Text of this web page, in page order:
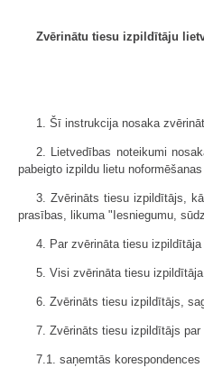
Zvērinātu tiesu izpildītāju
1. Šī instrukcija nosaka
2. Lietvedības noteikumi
pabeigto izpildu lietu
3. Zvērināts tiesu izpildītājs,
prasības, likuma "Iesniegumu,
4. Par zvērināta tiesu
5. Visi zvērināta tiesu
6. Zvērināts tiesu izpildītājs,
7. Zvērināts tiesu izpildītājs
7.1. saņemtās